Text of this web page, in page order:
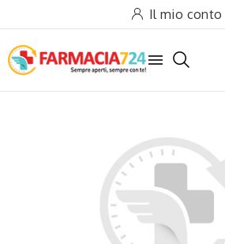
Il mio conto
